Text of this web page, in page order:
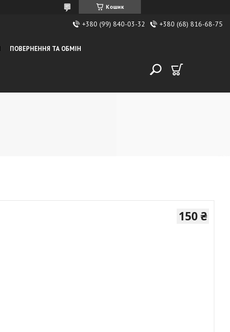
Кошик
+380 (99) 840-03-32 +380 (68) 816-68-75
ПОВЕРНЕННЯ ТА ОБМІН
150 ₴